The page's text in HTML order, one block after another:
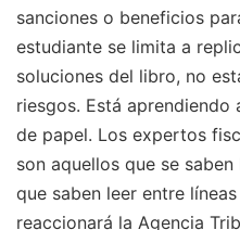
sanciones o beneficios
estudiante se limita a
soluciones del libro, no
riesgos. Está
de papel. Los expertos
son aquellos que se
que saben leer entre
reaccionará la Agencia